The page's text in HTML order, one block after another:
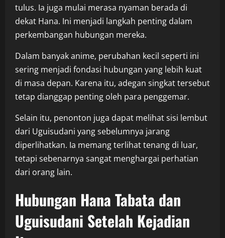
tulus. Ia juga mulai merasa nyaman berada di
dekat Hana. Ini menjadi langkah penting dalam
perkembangan hubungan mereka.
Dalam banyak anime, perubahan kecil seperti ini
sering menjadi fondasi hubungan yang lebih kuat
di masa depan. Karena itu, adegan singkat tersebut
tetap dianggap penting oleh para penggemar.
Selain itu, penonton juga dapat melihat sisi lembut
dari Uguisudani yang sebelumnya jarang
diperlihatkan. Ia memang terlihat tenang di luar,
tetapi sebenarnya sangat menghargai perhatian
dari orang lain.
Hubungan Hana Tabata dan
Uguisudani Setelah Kejadian